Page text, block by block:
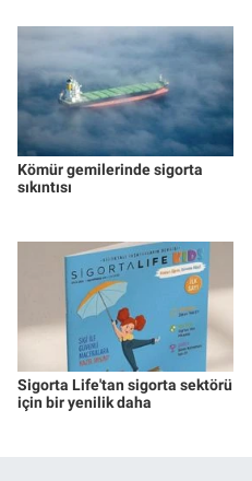
Kömür gemilerinde sigorta
sıkıntısı
Sigorta Life'tan sigorta sektörü
için bir yenilik daha